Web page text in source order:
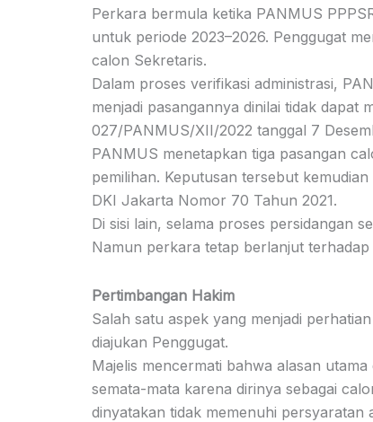
Perkara bermula ketika PANMUS
untuk periode 2023–2026. Penggugat
calon Sekretaris.
Dalam proses verifikasi administrasi,
menjadi pasangannya dinilai tidak
027/PANMUS/XII/2022 tanggal 7
PANMUS menetapkan tiga pasangan
pemilihan. Keputusan tersebut
DKI Jakarta Nomor 70 Tahun 2021.
Di sisi lain, selama proses persidangan
Namun perkara tetap berlanjut
Pertimbangan Hakim
Salah satu aspek yang menjadi
diajukan Penggugat.
Majelis mencermati bahwa alasan
semata-mata karena dirinya sebagai
dinyatakan tidak memenuhi persyaratan